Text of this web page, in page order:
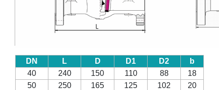
DN L D D1 D2
b
40
240 150 110 88
18
50
250 165 125 102
20